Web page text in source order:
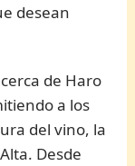
desean
de Haro
a los
del vino, la
Desde